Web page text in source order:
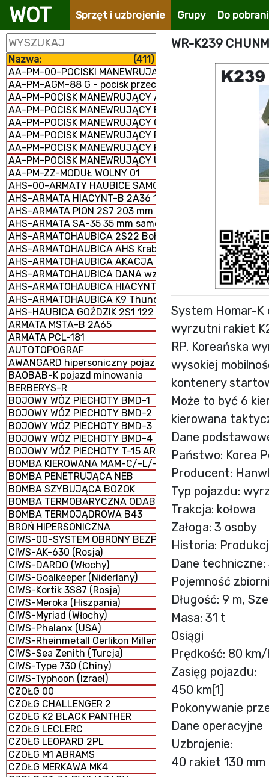
WOT Sprzęt i uzbrojenie Grupy Do
Nazwa:
(411)
AA-PM-00-POCISKI MANEWRUJĄCE
AA-PM-AGM-88 G - pocisk przeciwradiolokacyjny
AA-PM-POCISK MANEWRUJĄCY AGM-158 JASSM
AA-PM-POCISK MANEWRUJĄCY BANDEROL-S8000
AA-PM-POCISK MANEWRUJĄCY Ch-101/102
AA-PM-POCISK MANEWRUJĄCY FP-5 Flamingo
AA-PM-POCISK MANEWRUJĄCY RBS-15 MK3
AA-PM-POCISK MANEWRUJĄCY UGM-109/RGM-109/
AA-PM-ZZ-MODUŁ WOLNY 01
AHS-00-ARMATY HAUBICE SAMOBIEŻNE
AHS-ARMATA HIACYNT-B 2A36 152 mm
AHS-ARMATA PION 2S7 203 mm samobieżna
AHS-ARMATA SA-35 35 mm samobieżna
AHS-ARMATOHAUBICA 2S22 Bohdana 155 mm
AHS-ARMATOHAUBICA AHS Krab 155 mm samobieżna
AHS-ARMATOHAUBICA AKACJA 2S3M 152 mm
AHS-ARMATOHAUBICA DANA wz. 1977 152 mm
AHS-ARMATOHAUBICA HIACYNT 2S5 152 mm samobieżna
AHS-ARMATOHAUBICA K9 Thunder 155 mm samobieżna
AHS-HAUBICA GOŹDZIK 2S1 122 mm samobieżna
ARMATA MSTA-B 2A65
ARMATA PCL-181
AUTOTOPOGRAF
AWANGARD hipersoniczny pojazd szybujący
BAOBAB-K pojazd minowania
BERBERYS-R
BOJOWY WÓZ PIECHOTY BMD-1
BOJOWY WÓZ PIECHOTY BMD-2
BOJOWY WÓZ PIECHOTY BMD-3
BOJOWY WÓZ PIECHOTY BMD-4
BOJOWY WÓZ PIECHOTY T-15 ARMATA (CIĘŻKI)
BOMBA KIEROWANA MAM-C/-L/-T
BOMBA PENETRUJĄCA NEB
BOMBA SZYBUJĄCA BOZOK
BOMBA TERMOBARYCZNA ODAB-1500
BOMBA TERMOJĄDROWA B43
BROŃ HIPERSONICZNA
CIWS-00-SYSTEM OBRONY BEZPOŚREDNIEJ
CIWS-AK-630 (Rosja)
CIWS-DARDO (Włochy)
CIWS-Goalkeeper (Niderlany)
CIWS-Kortik 3S87 (Rosja)
CIWS-Meroka (Hiszpania)
CIWS-Myriad (Włochy)
CIWS-Phalanx (USA)
CIWS-Rheinmetall Oerlikon Millennium GDM-008
CIWS-Sea Zenith (Turcja)
CIWS-Type 730 (Chiny)
CIWS-Typhoon (Izrael)
CZOŁG 00
CZOŁG CHALLENGER 2
CZOŁG K2 BLACK PANTHER
CZOŁG LECLERC
CZOŁG LEOPARD 2PL
CZOŁG M1 ABRAMS
CZOŁG MERKAWA MK4
WR-K239
System Homar-K
wyrzutni rakiet
RP. Koreańska
wysokiej
kontenery
Może to być 6
kierowana
Dane
Państwo: Korea
Producent:
Typ pojazdu:
Trakcja: kołowa
Załoga: 3 osoby
Historia:
Dane techniczne:
Pojemność
Długość: 9 m,
Masa: 31 t
Osiągi
Prędkość: 80
Zasięg pojazdu:
450 km[1]
Pokonywanie
Dane operacyjne
Uzbrojenie:
40 rakiet 130